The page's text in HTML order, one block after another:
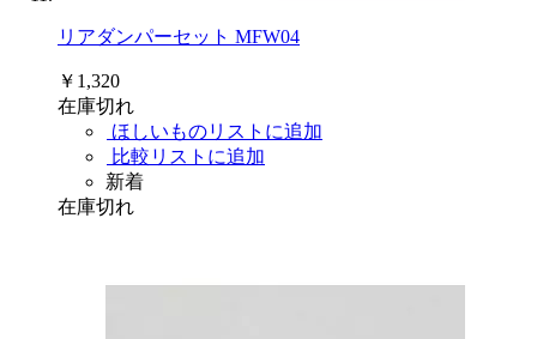
リアダンパーセット MFW04
￥1,320
在庫切れ
ほしいものリストに追加
比較リストに追加
新着
在庫切れ